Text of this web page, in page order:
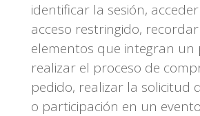
identificar la sesión,
acceso restringido,
elementos que integran un
realizar el proceso de
pedido, realizar la solicitud
o participación en un